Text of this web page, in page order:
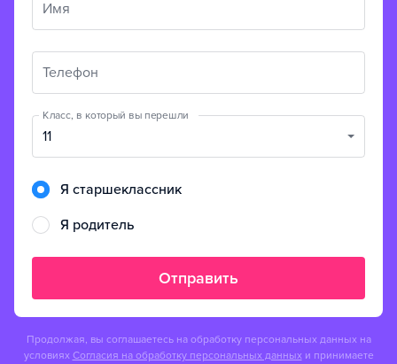
Имя
Телефон
Класс, в который вы перешли
11
Я старшеклассник
Я родитель
Отправить
Продолжая, вы соглашаетесь на обработку персональных данных на
условиях Согласия на обработку персональных данных и принимаете